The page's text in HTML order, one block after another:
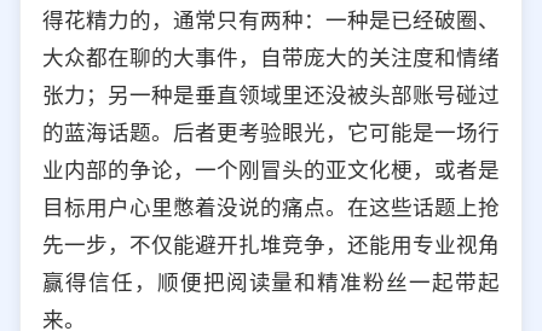
得花精力的，通常只有两种：一种是已经破圈、
大众都在聊的大事件，自带庞大的关注度和情绪
张力；另一种是垂直领域里还没被头部账号碰过
的蓝海话题。后者更考验眼光，它可能是一场行
业内部的争论，一个刚冒头的亚文化梗，或者是
目标用户心里憋着没说的痛点。在这些话题上抢
先一步，不仅能避开扎堆竞争，还能用专业视角
赢得信任，顺便把阅读量和精准粉丝一起带起
来。